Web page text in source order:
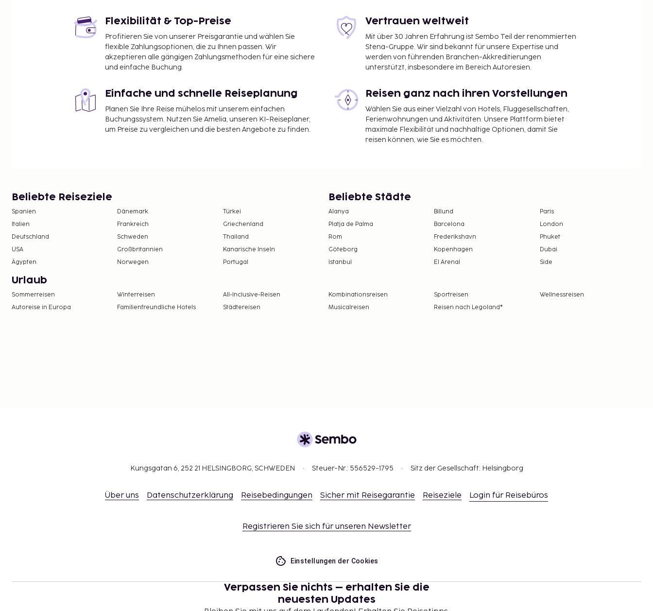
VW Retro Museum – 13 km
Hedeager Kirche – 13,2 km
Der nächstgelegene größere Flughafen ist Flughafen Karup (KRP) – 54 km
Vor Ort gibt es Folgendes: Parken ohne Service (kostenlos).
Wassergebühr: 10.03 EUR
Die oben aufgeführte Liste enthält vielleicht nicht alle Informationen.
Gebühren und Kautionen enthalten eventuell keine Steuern und können
Flexibilität & Top-Preise
Profitieren Sie von unserer Preisgarantie und wählen Sie
flexible Zahlungsoptionen, die zu Ihnen passen. Wir
akzeptieren alle gängigen Zahlungsmethoden für eine sichere
und einfache Buchung.
Vertrauen weltweit
Mit über 30 Jahren Erfahrung ist Sembo Teil der renommierten
Stena-Gruppe. Wir sind bekannt für unsere Expertise und
werden von führenden Branchen-Akkreditierungen
unterstützt, insbesondere im Bereich Autoresien.
Einfache und schnelle Reiseplanung
Planen Sie Ihre Reise mühelos mit unserem einfachen
Buchungssystem. Nutzen Sie Amelia, unseren KI-Reiseplaner,
um Preise zu vergleichen und die besten Angebote zu finden.
Reisen ganz nach ihren Vorstellungen
Wählen Sie aus einer Vielzahl von Hotels, Fluggesellschaften,
Ferienwohnungen und Aktivitäten. Unsere Plattform bietet
maximale Flexibilität und nachhaltige Optionen, damit Sie
reisen können, wie Sie es möchten.
Beliebte Reiseziele
Spanien Dänemark
Türkei
Italien
Frankreich
Griechenland
Deutschland
Schweden
Thailand
USA
Großbritannien
Kanarische Inseln
Ägypten
Norwegen Portugal
Beliebte Städte
Alanya Billund
Paris
Platja de Palma
Barcelona
London
Rom
Frederikshavn
Phuket
Göteborg
Kopenhagen
Dubai
Istanbul
El Arenal Side
Urlaub
Sommerreisen Winterreisen All-Inclusive-Reisen Kombinationsreisen Sportreisen
Wellnessreisen
Autoreise in Europa
Familienfreundliche Hotels Städtereisen Musicalreisen Reisen nach Legoland®
Kungsgatan 6, 252 21 HELSINGBORG, SCHWEDEN Steuer-Nr.: 556529-1795 Sitz der Gesellschaft: Helsingborg
Über uns Datenschutzerklärung Reisebedingungen Sicher mit Reisegarantie Reiseziele Login für Reisebüros
Registrieren Sie sich für unseren Newsletter
Einstellungen der Cookies
Verpassen Sie nichts – erhalten Sie die
neuesten Updates